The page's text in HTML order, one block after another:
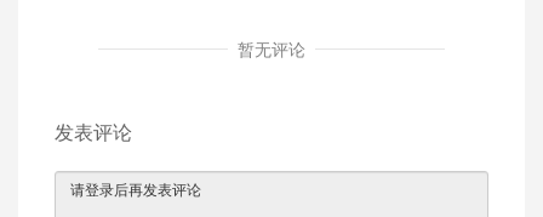
暂无评论
发表评论